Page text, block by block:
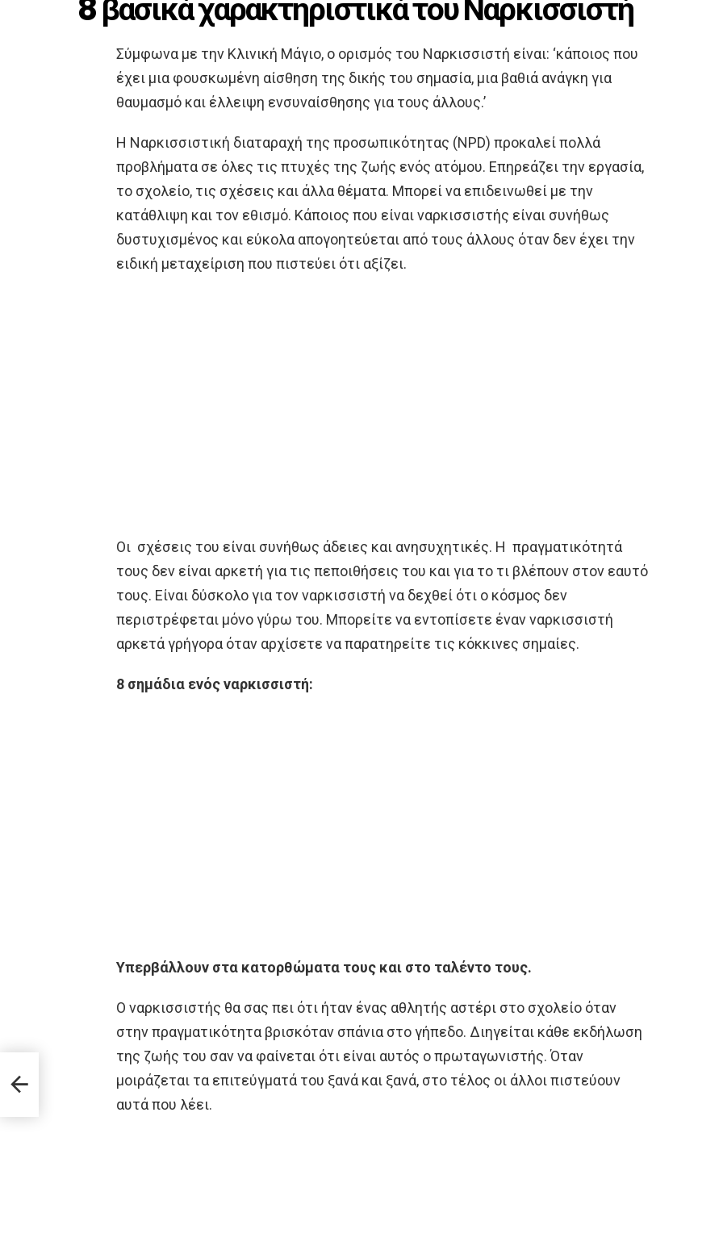
8 βασικά χαρακτηριστικά του Ναρκισσιστή
Σύμφωνα με την Κλινική Μάγιο, ο ορισμός του Ναρκισσιστή είναι: ‘κάποιος που
έχει μια φουσκωμένη αίσθηση της δικής του σημασία, μια βαθιά ανάγκη για
θαυμασμό και έλλειψη ενσυναίσθησης για τους άλλους.’
Η Ναρκισσιστική διαταραχή της προσωπικότητας (NPD) προκαλεί πολλά
προβλήματα σε όλες τις πτυχές της ζωής ενός ατόμου. Επηρεάζει την εργασία,
το σχολείο, τις σχέσεις και άλλα θέματα. Μπορεί να επιδεινωθεί με την
κατάθλιψη και τον εθισμό. Κάποιος που είναι ναρκισσιστής είναι συνήθως
δυστυχισμένος και εύκολα απογοητεύεται από τους άλλους όταν δεν έχει την
ειδική μεταχείριση που πιστεύει ότι αξίζει.
Οι σχέσεις του είναι συνήθως άδειες και ανησυχητικές. Η πραγματικότητά
τους δεν είναι αρκετή για τις πεποιθήσεις του και για το τι βλέπουν στον εαυτό
τους. Είναι δύσκολο για τον ναρκισσιστή να δεχθεί ότι ο κόσμος δεν
περιστρέφεται μόνο γύρω του. Μπορείτε να εντοπίσετε έναν ναρκισσιστή
αρκετά γρήγορα όταν αρχίσετε να παρατηρείτε τις κόκκινες σημαίες.
8 σημάδια ενός ναρκισσιστή:
Υπερβάλλουν στα κατορθώματα τους και στο ταλέντο τους.
Ο ναρκισσιστής θα σας πει ότι ήταν ένας αθλητής αστέρι στο σχολείο όταν
στην πραγματικότητα βρισκόταν σπάνια στο γήπεδο. Διηγείται κάθε εκδήλωση
της ζωής του σαν να φαίνεται ότι είναι αυτός ο πρωταγωνιστής. Όταν
μοιράζεται τα επιτεύγματά του ξανά και ξανά, στο τέλος οι άλλοι πιστεύουν
αυτά που λέει.